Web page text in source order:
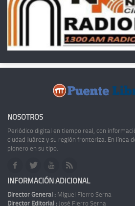
NOSOTROS
Periódico digital en tiempo real, con
ciudad Juárez y su región fronteriza. En línea
pionero en su tipo.
INFORMACIÓN ADICIONAL
Director General : Miguel Fierro Serna
Director Editorial : José Fierro Serna